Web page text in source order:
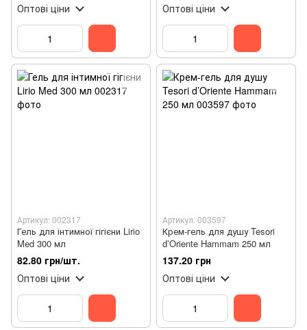
Оптові ціни
Оптові ціни
Артикул: 002317
Гель для інтимної гігієни Lirio
Med 300 мл
82.80 грн/шт.
Оптові ціни
Артикул: 003597
Крем-гель для душу Tesori
d’Oriente Hammam 250 мл
137.20 грн
Оптові ціни